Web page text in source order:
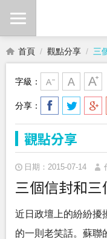
首頁 觀點分享 三
字級：
分享：
觀點分享
日期：2015-07-14
三個信封和三
近日政壇上的紛紛擾
的一則老笑話。蘇聯